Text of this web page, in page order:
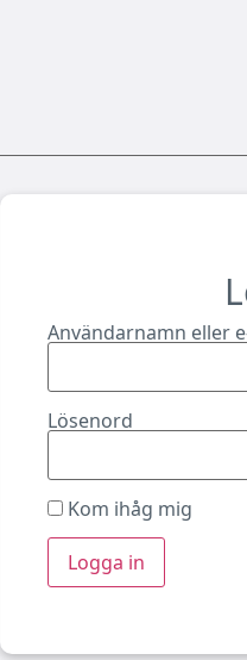
Användarnamn eller
Lösenord
Kom ihåg mig